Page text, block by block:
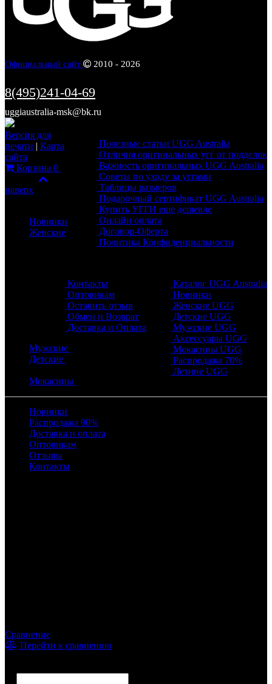
Официальный сайт 2010 - 2026
8(495)241-04-69
uggiaustralia-msk@bk.ru
Полезные статьи UGG Australia
Отличия оригинальных угг от подделок
Важность оригинальных UGG Australia
Советы по уходу за уггами
Таблицы размеров
Подарочный сертификат UGG Australia
Купить УГГИ еще дешевле
Онлайн оплата
Договор-Оферта
Политика Конфиденциальности
Каталог UGG Australia
Новинки
Женские UGG
Детские UGG
Мужские UGG
Аксессуары UGG
Мокасины UGG
Распродажа 70%
Летние UGG
Контакты
Оптовикам
Оставить отзыв
Обмен и Возврат
Доставка и Оплата
Версия для
печати | Карта
сайта
Корзина 0
наверх
Новинки
Женские
Мужские
Детские
Мокасины
Новинки
Распродажа 90%
Доставка и оплата
Оптовикам
Отзывы
Контакты
Сравнение
Перейти к сравнению